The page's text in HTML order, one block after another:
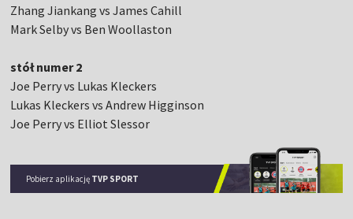
Zhang Jiankang vs James Cahill
Mark Selby vs Ben Woollaston
stół numer 2
Joe Perry vs Lukas Kleckers
Lukas Kleckers vs Andrew Higginson
Joe Perry vs Elliot Slessor
Pobierz aplikację TVP SPORT